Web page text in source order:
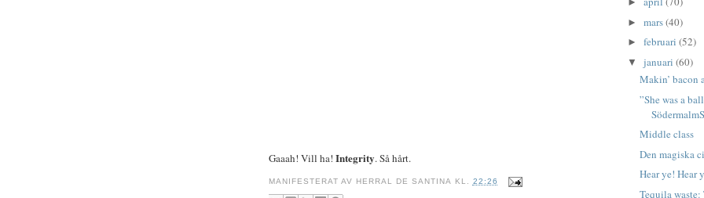
Gaaah! Vill ha! Integrity. Så hårt.
MANIFESTERAT AV HERRAL DE SANTINA KL. 22:26
► mars(40)
► februari (52)
▼ januari (60)
Makin’ bacon
”She was a
Middle class
Den magiska
Hear ye! Hear
Tequila waste: